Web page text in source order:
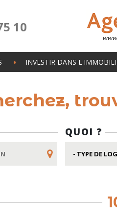
10
INVESTIR DANS
QUOI ?